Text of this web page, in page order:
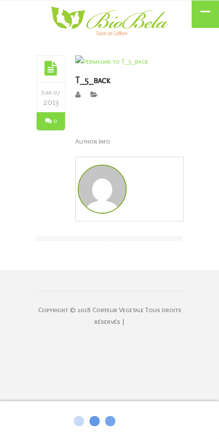
Juin 07
2013
0
T_5_back
Author Info
Copyright © 2018 Coiffeur Vegetale Tous droits
réservés |